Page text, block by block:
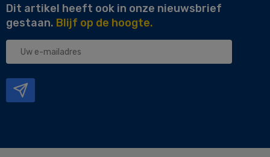
Dit artikel heeft ook in onze nieuwsbrief
gestaan. Blijf op de hoogte.
Uw